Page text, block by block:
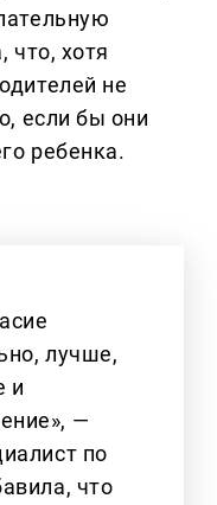
что, хотя
не
если бы они
ребенка.
лучше,
и
—
по
что